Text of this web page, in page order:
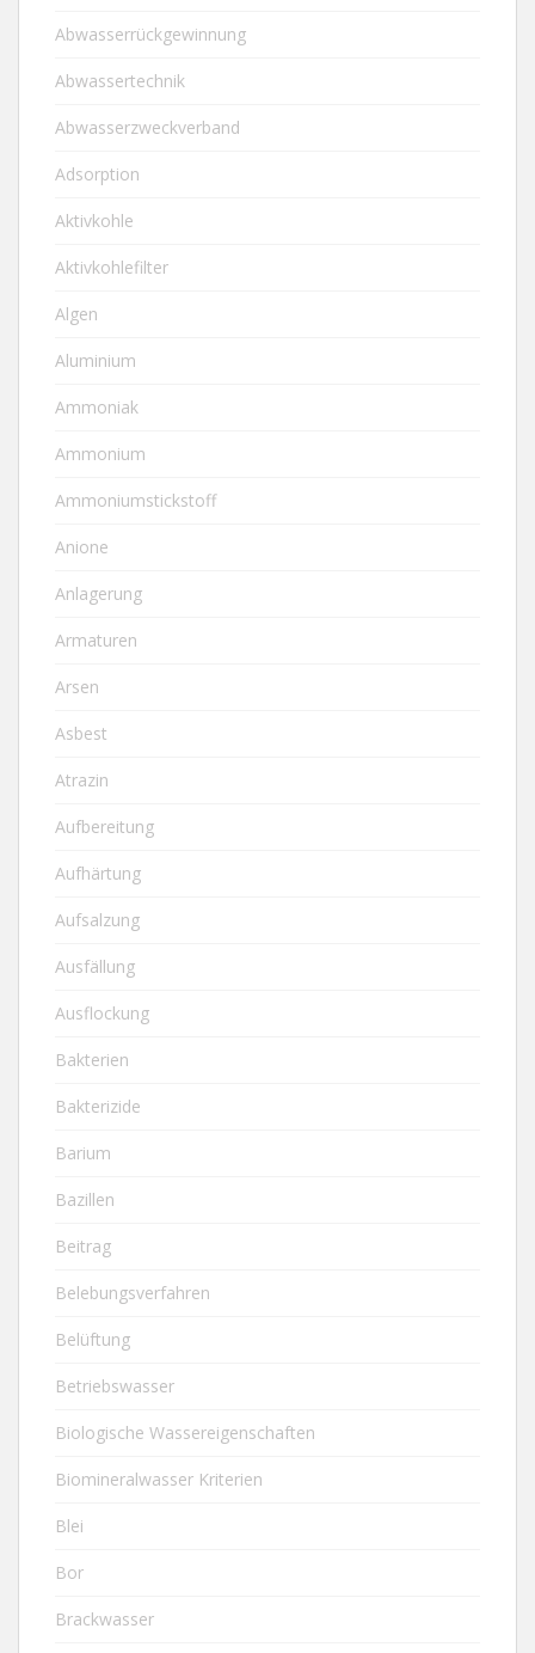
Abwasserrückgewinnung
Abwassertechnik
Abwasserzweckverband
Adsorption
Aktivkohle
Aktivkohlefilter
Algen
Aluminium
Ammoniak
Ammonium
Ammoniumstickstoff
Anione
Anlagerung
Armaturen
Arsen
Asbest
Atrazin
Aufbereitung
Aufhärtung
Aufsalzung
Ausfällung
Ausflockung
Bakterien
Bakterizide
Barium
Bazillen
Beitrag
Belebungsverfahren
Belüftung
Betriebswasser
Biologische Wassereigenschaften
Biomineralwasser Kriterien
Blei
Bor
Brackwasser